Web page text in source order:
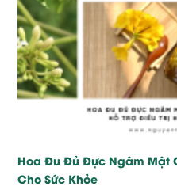
Hoa Đu Đủ Đực Ngâm Mật
Cho Sức Khỏe